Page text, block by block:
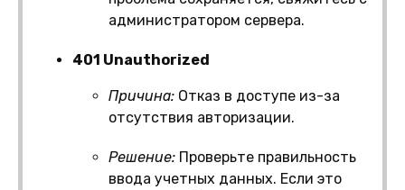
администратором сервера.
401 Unauthorized
Причина: Отказ в доступе из-за
отсутствия авторизации.
Решение: Проверьте правильность
ввода учетных данных. Если это